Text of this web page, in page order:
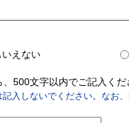
いえない
500文字以内でご記入くだ
記入しないでください。なお